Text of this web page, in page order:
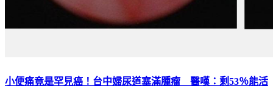
小便痛竟是罕見癌！台中婦尿道塞滿腫瘤 醫嘆：剩53％能活